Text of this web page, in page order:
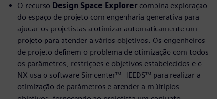
O recurso Design Space Explorer combina exploração
do espaço de projeto com engenharia generativa para
ajudar os projetistas a otimizar automaticamente um
projeto para atender a vários objetivos. Os engenheiros
de projeto definem o problema de otimização com todos
os parâmetros, restrições e objetivos estabelecidos e o
NX usa o software Simcenter™ HEEDS™ para realizar a
otimização de parâmetros e atender a múltiplos